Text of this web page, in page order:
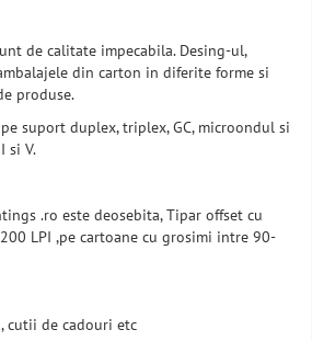
de calitate impecabila. Desing-ul,
din carton in diferite forme si
produse.
suport duplex, triplex, GC, microondul si
si V.
.ro este deosebita, Tipar offset cu
LPI ,pe cartoane cu grosimi intre 90-
cutii de cadouri etc